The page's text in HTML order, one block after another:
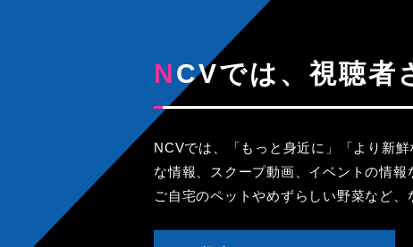
NCVでは、視聴
NCVでは、「もっと身近に」「より新
な情報、スクープ動画、イベントの情報
ご自宅のペットやめずらしい野菜など